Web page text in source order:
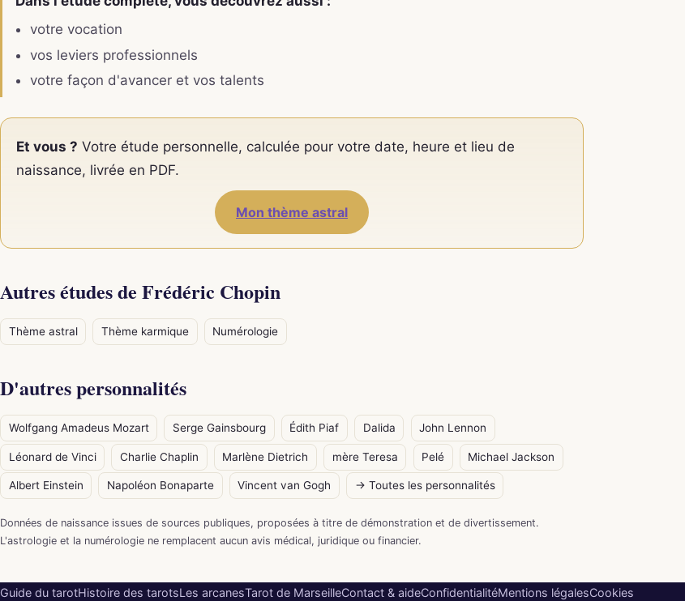
votre vocation
vos leviers professionnels
votre façon d'avancer et vos talents
Et vous ? Votre étude personnelle, calculée pour votre date, heure et lieu de
naissance, livrée en PDF.
Mon thème astral
Autres études de Frédéric Chopin
Thème astral Thème karmique Numérologie
D'autres personnalités
Wolfgang Amadeus Mozart Serge Gainsbourg Édith Piaf Dalida John Lennon
Léonard de Vinci Charlie Chaplin Marlène Dietrich mère Teresa Pelé Michael Jackson
Albert Einstein Napoléon Bonaparte Vincent van Gogh → Toutes les personnalités
Données de naissance issues de sources publiques, proposées à titre de démonstration et de divertissement.
L'astrologie et la numérologie ne remplacent aucun avis médical, juridique ou financier.
Guide du tarotHistoire des tarotsLes arcanesTarot de MarseilleContact & aideConfidentialitéMentions légalesCookies